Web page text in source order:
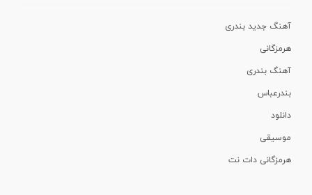
آهنگ جدید بندری
هرمزگانی
آهنگ بندری
بندرعباس
دانلود
موسیقی
هرمزگانی دات نت